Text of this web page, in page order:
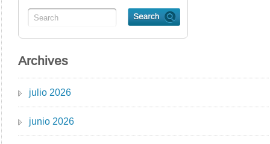
Archives
julio 2026
junio 2026